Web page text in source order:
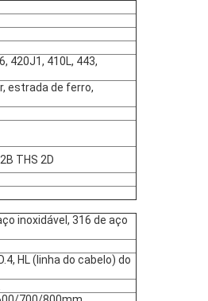
420J1, 410L, 443,
estrada de ferro,
THS 2D
inoxidável, 316 de aço
HL (linha do cabelo) do